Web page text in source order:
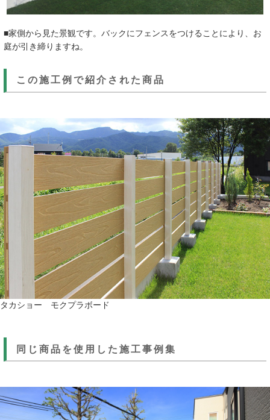
■家側から見た景観です。バックにフェンスをつけることにより、お
庭が引き締りますね。
この施工例で紹介された商品
タカショー モクプラボード
同じ商品を使用した施工事例集